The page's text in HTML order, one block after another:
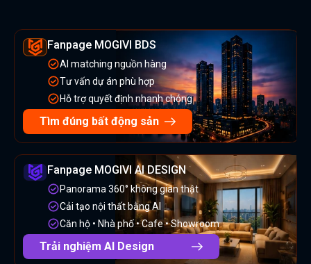
Fanpage MOGIVI BDS
AI matching nguồn hàng
Tư vấn dự án phù hợp
Hỗ trợ quyết định nhanh chóng
Tìm đúng bất động sản
Fanpage MOGIVI AI DESIGN
Panorama 360° không gian thật
Cải tạo nội thất bằng AI
Căn hộ • Nhà phố • Cafe • Showroom
Trải nghiệm AI Design